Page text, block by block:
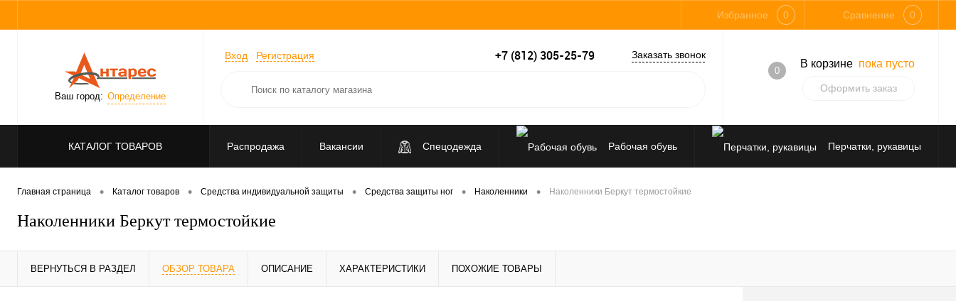
Избранное 0 Сравнение 0
Ваш город: Определение
Вход Регистрация +7 (812) 305-25-79 Заказать звонок
0
В корзине пока пусто
Оформить заказ
КАТАЛОГ ТОВАРОВ Распродажа Вакансии Спецодежда Рабочая обувь Перчатки, рукавицы
Средства индивидуальной защиты
Главная страница • Каталог товаров • Средства индивидуальной защиты • Средства защиты ног • Наколенники • Наколенники Беркут термостойкие
Наколенники Беркут термостойкие
ВЕРНУТЬСЯ В РАЗДЕЛ ОБЗОР ТОВАРА ОПИСАНИЕ ХАРАКТЕРИСТИКИ ПОХОЖИЕ ТОВАРЫ